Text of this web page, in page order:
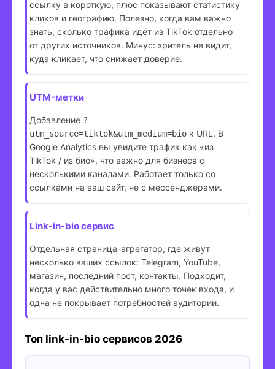
ссылку в короткую, плюс показывают статистику
кликов и географию. Полезно, когда вам важно
знать, сколько трафика идёт из TikTok отдельно
от других источников. Минус: зритель не видит,
куда кликает, что снижает доверие.
UTM-метки
Добавление ?
utm_source=tiktok&utm_medium=bio к URL. В
Google Analytics вы увидите трафик как «из
TikTok / из био», что важно для бизнеса с
несколькими каналами. Работает только со
ссылками на ваш сайт, не с мессенджерами.
Link-in-bio сервис
Отдельная страница-агрегатор, где живут
несколько ваших ссылок: Telegram, YouTube,
магазин, последний пост, контакты. Подходит,
когда у вас действительно много точек входа, и
одна не покрывает потребностей аудитории.
Топ link-in-bio сервисов 2026